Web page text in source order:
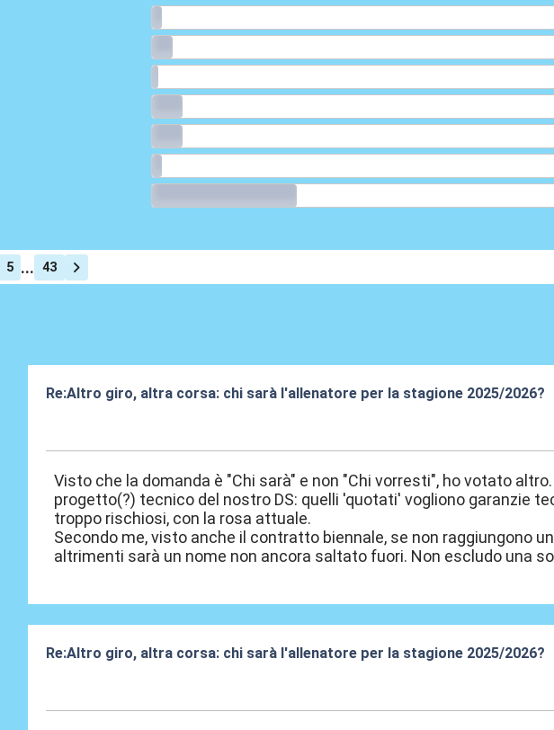
5 ... 43
Re:Altro giro, altra corsa: chi sarà l'allenatore per la stagione 2025/2026?
Visto che la domanda è "Chi sarà" e non "Chi vorresti", ho votato
progetto(?) tecnico del nostro DS: quelli 'quotati' vogliono garanzie
troppo rischiosi, con la rosa attuale.
Secondo me, visto anche il contratto biennale, se non raggiungono
altrimenti sarà un nome non ancora saltato fuori. Non escludo una
Re:Altro giro, altra corsa: chi sarà l'allenatore per la stagione 2025/2026?